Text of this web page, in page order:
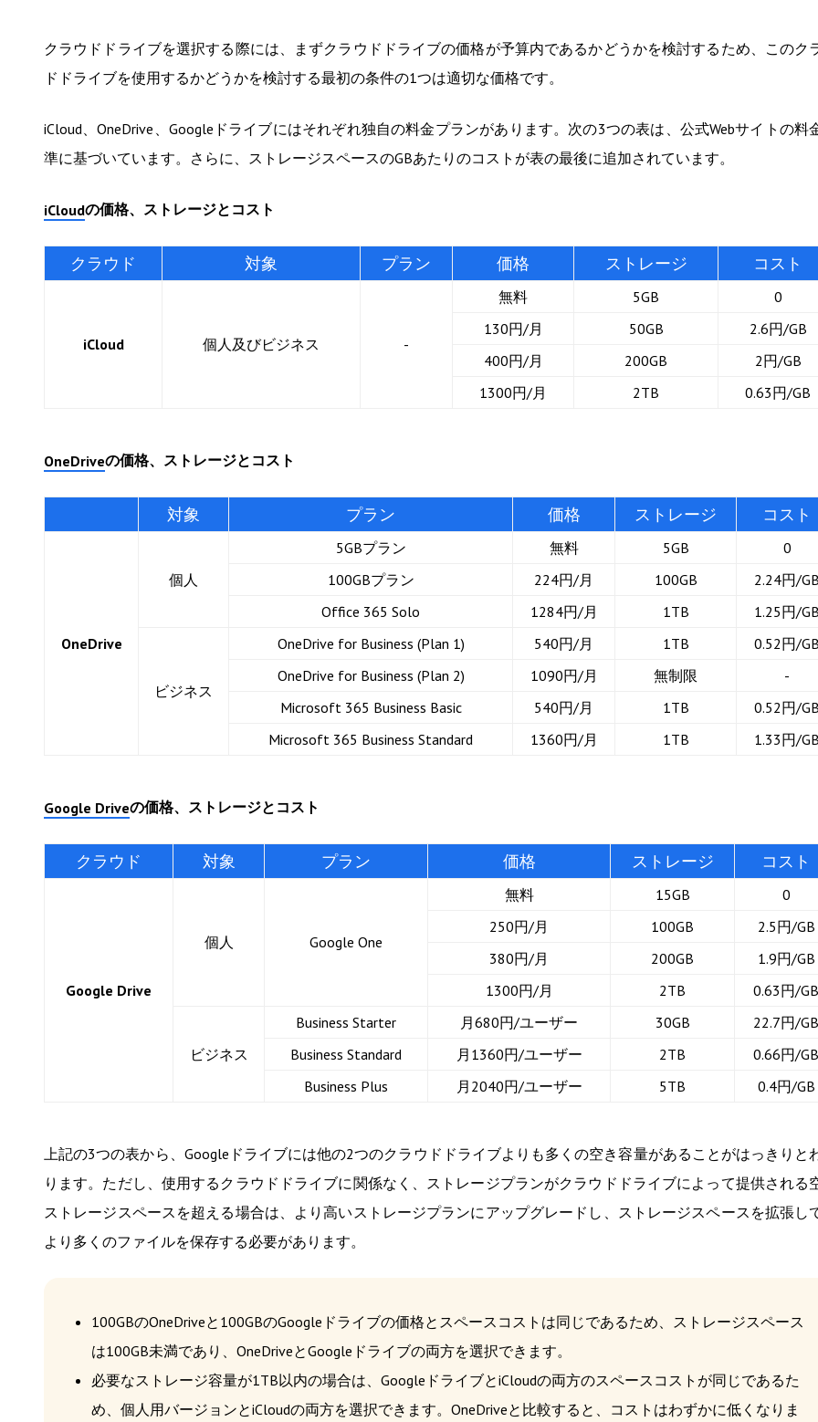
クラウドドライブを選択する際には、まずクラウドドライブの価格が予算内であるかどうかを検討するため、このク
ドドライブを使用するかどうかを検討する最初の条件の1つは適切な価格です。
iCloud、OneDrive、Googleドライブにはそれぞれ独自の料金プランがあります。次の3つの表は、公式Webサイトの料
準に基づいています。さらに、ストレージスペースのGBあたりのコストが表の最後に追加されています。
iCloudの価格、ストレージとコスト
クラウド 対象 プラン 価格 ストレージ コスト
iCloud 個人及びビジネス -
無料 5GB
0
130円/月
50GB
2.6円/GB
400円/月
200GB
2円/GB
1300円/月
2TB 0.63円/GB
OneDriveの価格、ストレージとコスト
対象 プラン 価格 ストレージ コスト
OneDrive
個人
5GBプラン 無料 5GB
0
100GBプラン
224円/月 100GB
2.24円/GB
Office 365 Solo
1284円/月 1TB 1.25円/GB
ビジネス
OneDrive for Business (Plan 1) 540円/月 1TB
0.52円/GB
OneDrive for Business (Plan 2)
1090円/月 無制限
-
Microsoft 365 Business Basic
540円/月 1TB
0.52円/GB
Microsoft 365 Business Standard
1360円/月 1TB 1.33円/GB
Google Driveの価格、ストレージとコスト
クラウド 対象 プラン 価格 ストレージ コスト
Google Drive
個人 Google One
無料 15GB
0
250円/月
100GB
2.5円/GB
380円/月
200GB
1.9円/GB
1300円/月
2TB 0.63円/GB
ビジネス
Business Starter 月680円/ユーザー 30GB
22.7円/GB
Business Standard
月1360円/ユーザー 2TB
0.66円/GB
Business Plus
月2040円/ユーザー 5TB 0.4円/GB
上記の3つの表から、Googleドライブには他の2つのクラウドドライブよりも多くの空き容量があることがはっきりと
ります。ただし、使用するクラウドドライブに関係なく、ストレージプランがクラウドドライブによって提供される
ストレージスペースを超える場合は、より高いストレージプランにアップグレードし、ストレージスペースを拡張して
より多くのファイルを保存する必要があります。
100GBのOneDriveと100GBのGoogleドライブの価格とスペースコストは同じであるため、ストレージスペース
は100GB未満であり、OneDriveとGoogleドライブの両方を選択できます。
必要なストレージ容量が1TB以内の場合は、GoogleドライブとiCloudの両方のスペースコストが同じであるた
め、個人用バージョンとiCloudの両方を選択できます。OneDriveと比較すると、コストはわずかに低くなりま